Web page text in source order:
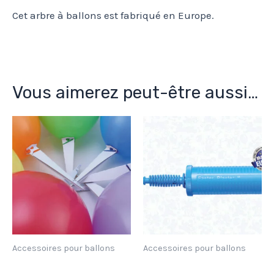
Cet arbre à ballons est fabriqué en Europe.
Vous aimerez peut-être aussi…
Accessoires pour ballons Accessoires pour ballons